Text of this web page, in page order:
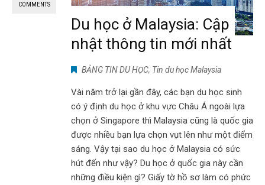
COMMENTS
Du học ở Malaysia: Cập
nhật thông tin mới nhất
BẢNG TIN DU HỌC, Tin du học Malaysia
Vài năm trở lại gần đây, các bạn du học sinh
có ý định du học ở khu vực Châu Á ngoài lựa
chọn ở Singapore thì Malaysia cũng là quốc gia
được nhiều bạn lựa chọn vụt lên như một điểm
sáng. Vậy tại sao du học ở Malaysia có sức
hút đến như vậy? Du học ở quốc gia này cần
những điều kiện gì? Giấy tờ hồ sơ làm có phức